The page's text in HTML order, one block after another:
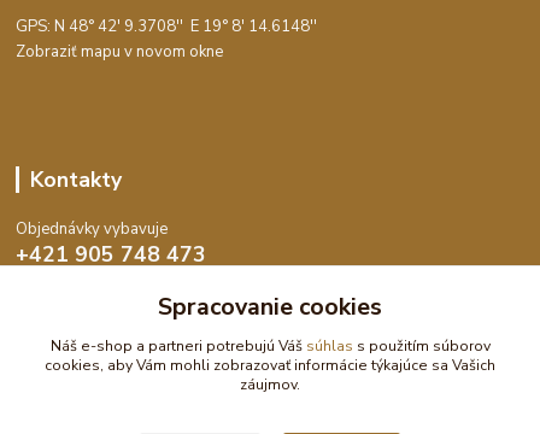
GPS: N 48° 42' 9.3708'' E 19° 8' 14.6148''
Zobraziť mapu v novom okne
Kontakty
Objednávky vybavuje
+421 905 748 473
objednavky@dekoswet.sk
Spracovanie cookies
Náš e-shop a partneri potrebujú Váš súhlas s použitím súborov
cookies, aby Vám mohli zobrazovať informácie týkajúce sa Vašich
záujmov.